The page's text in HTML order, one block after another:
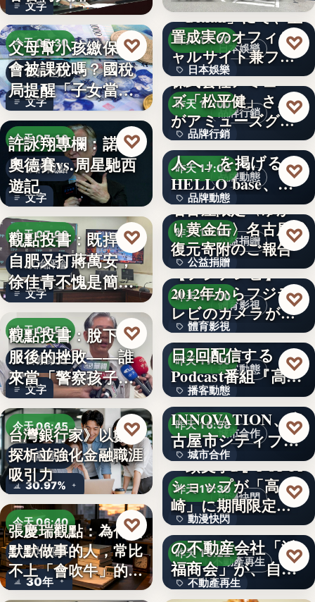
文字
今天 07:30
稅務理財
文字
父母幫小孩繳保費
會被課稅嗎？國稅
局提醒「子女當要
保人」恐…
♡
今天 07:10
影評觀點
文字
許詠翔專欄：諾蘭
奧德賽vs.周星馳西
遊記
♡
今天 07:00
政治評論
文字
觀點投書：既捍衛
自肥又打蔣萬安，
徐佳青不愧是簡舒
培的師父
♡
今天 06:50
警察家庭
文字
觀點投書：脫下制
服後的挫敗——誰
來當「警察孩子」
的保母？
♡
今天 06:45
金融職涯
30.97%
台灣銀行家》以數字
探析並強化金融職涯
吸引力
♡
今天 06:40
職場觀察
30年
張慶瑞觀點：為什麼
默默做事的人，常比
不上「會吹牛」的人
？
♡
催…
日本娛樂
昨天 17:00
日本娛樂
730円
「Bitfan」にて、玉
置成実のオフィシ
ャルサイト兼フ
ァ…
♡
品牌行銷
昨天 17:00
品牌行銷
1,200億円
株式会社アミュー
ズ「松平健」さん
がアミューズグル
ープ ス…
♡
品牌動態
昨天 17:00
品牌動態
文字
「社長に買われる
人へ」を掲げる
HELLO base、創
業…
♡
公益捐贈
昨天 17:00
公益捐贈
4,550,085
名古屋限定〈ゆか
り黄金缶〉名古屋城
復元寄附のご報告
♡
體育影視
昨天 17:00
體育影視
99
【フジテレビ】
2012年からフジテ
レビのカメラが追
い続け…
♡
播客動態
昨天 17:00
播客動態
文字
俳優・高橋健介が1
日2回配信する
Podcast番組『高
橋…
♡
城市合作
昨天 16:58
城市合作
文字
NEXT
INNOVATION、名
古屋市シティプロ
モーシ…
♡
動漫快閃
昨天 16:30
動漫快閃
366
『頭文字D』POPUP
ショップが「高
崎」に期間限定で
登場…
♡
不動產再生
昨天 16:22
不動產再生
1970年創業の長崎
の不動産会社「浜
福商会」が、自ら
再生…
♡